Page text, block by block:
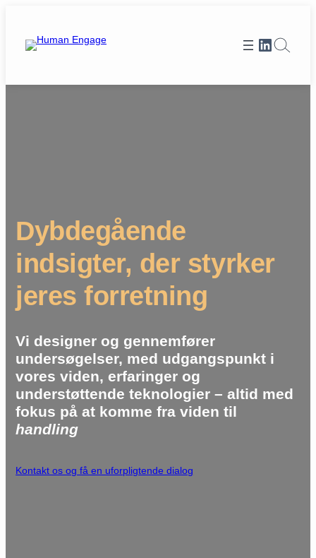
indhold
Et link til Human Engages LinkedIn profi
Dybdegående
indsigter, der styrker
jeres forretning
Vi designer og gennemfører
undersøgelser, med udgangspunkt i
vores viden, erfaringer og
understøttende teknologier – altid med
fokus på at komme fra viden til
handling
Kontakt os og få en uforpligtende dialog